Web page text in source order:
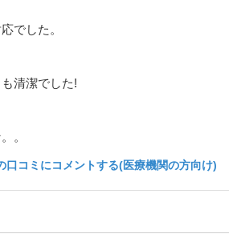
でした。
清潔でした!
。
コミにコメントする(医療機関の方向け)